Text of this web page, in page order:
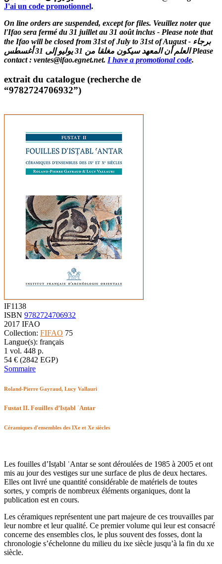
J'ai un code promotionnel.
On line orders are suspended, except for files. Veuillez noter que
l'Ifao sera fermé du 31 juillet au 31 août inclus - Please note that
the Ifao will be closed from 31st of July to 31st of August - برجاء
العلم أن المعهد سيكون مغلقا من 31 يوليو إلى 31 أغسطس Please
contact : ventes@ifao.egnet.net. I have a promotional code.
extrait du catalogue (recherche de
“9782724706932”)
IF1138
ISBN 9782724706932
2017 IFAO
Collection: FIFAO 75
Langue(s): français
1 vol. 448 p.
54 € (2842 EGP)
Sommaire
Roland-Pierre Gayraud, Lucy Vallauri
Fustat II. Fouilles d’Isṭabl ʿAntar
Céramiques d'ensembles des IXe et Xe siècles
Les fouilles d’Isṭabl ʿAntar se sont déroulées de 1985 à 2005 et ont
mis au jour des vestiges sur une surface de plus de deux hectares.
Elles ont livré une quantité considérable de matériels de toutes
sortes, y compris de nombreux éléments organiques, dont la
publication est en cours.
Les céramiques représentent une part majeure de ces trouvailles par
leur nombre et leur qualité. Ce premier volume qui leur est consacré
concerne des ensembles clos, le plus souvent des fosses, dont la
chronologie s’échelonne du milieu du ixe siècle jusqu’à la fin du xe
siècle.